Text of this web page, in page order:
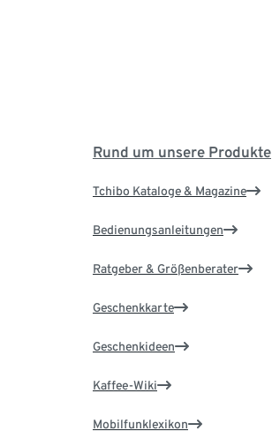
Rund um unsere Produkte
Tchibo Kataloge & Magazine
Bedienungsanleitungen
Ratgeber & Größenberater
Geschenkkarte
Geschenkideen
Kaffee-Wiki
Mobilfunklexikon